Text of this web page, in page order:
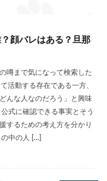
顔バレはある？旦那
噂まで気になって検索した
活動する存在である一方、
んな人なのだろう」と興味
式に確認できる事実とそう
するための考え方を分かり
中の人 […]